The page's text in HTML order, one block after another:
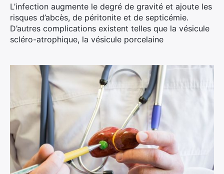
L’infection augmente le degré de gravité et ajoute les
risques d’abcès, de péritonite et de septicémie.
D’autres complications existent telles que la vésicule
scléro-atrophique, la vésicule porcelaine